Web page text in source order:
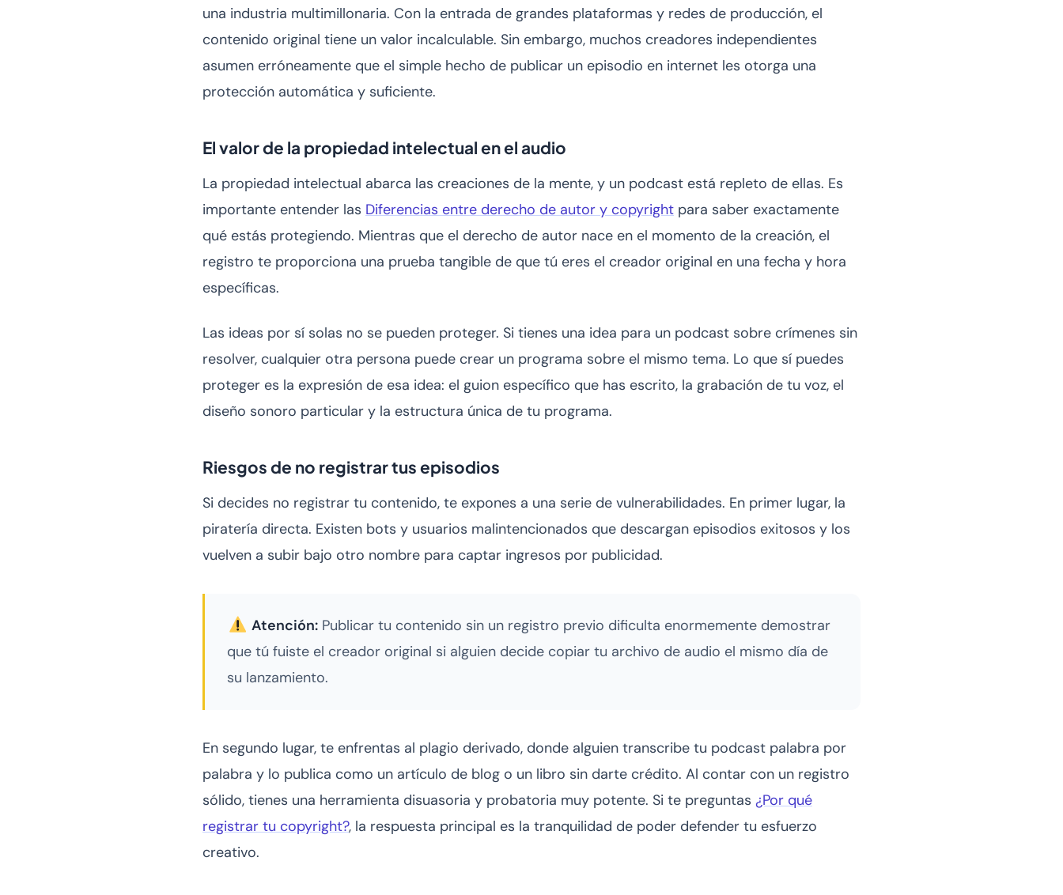
una industria multimillonaria. Con la entrada de grandes plataformas y redes de producción, el
contenido original tiene un valor incalculable. Sin embargo, muchos creadores independientes
asumen erróneamente que el simple hecho de publicar un episodio en internet les otorga una
protección automática y suficiente.
El valor de la propiedad intelectual en el audio
La propiedad intelectual abarca las creaciones de la mente, y un podcast está repleto de ellas. Es
importante entender las Diferencias entre derecho de autor y copyright para saber exactamente
qué estás protegiendo. Mientras que el derecho de autor nace en el momento de la creación, el
registro te proporciona una prueba tangible de que tú eres el creador original en una fecha y hora
específicas.
Las ideas por sí solas no se pueden proteger. Si tienes una idea para un podcast sobre crímenes sin
resolver, cualquier otra persona puede crear un programa sobre el mismo tema. Lo que sí puedes
proteger es la expresión de esa idea: el guion específico que has escrito, la grabación de tu voz, el
diseño sonoro particular y la estructura única de tu programa.
Riesgos de no registrar tus episodios
Si decides no registrar tu contenido, te expones a una serie de vulnerabilidades. En primer lugar, la
piratería directa. Existen bots y usuarios malintencionados que descargan episodios exitosos y los
vuelven a subir bajo otro nombre para captar ingresos por publicidad.
Atención:Publicar tu contenido sin un registro previo dificulta enormemente demostrar
que tú fuiste el creador original si alguien decide copiar tu archivo de audio el mismo día de
su lanzamiento.
En segundo lugar, te enfrentas al plagio derivado, donde alguien transcribe tu podcast palabra por
palabra y lo publica como un artículo de blog o un libro sin darte crédito. Al contar con un registro
sólido, tienes una herramienta disuasoria y probatoria muy potente. Si te preguntas ¿Por qué
registrar tu copyright?, la respuesta principal es la tranquilidad de poder defender tu esfuerzo
creativo.